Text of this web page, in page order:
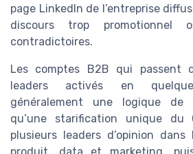
page LinkedIn de l’entreprise
discours trop promotionnel
contradictoires.
Les comptes B2B qui
leaders activés en
généralement une logique de
qu’une starification unique du
plusieurs leaders d’opinion